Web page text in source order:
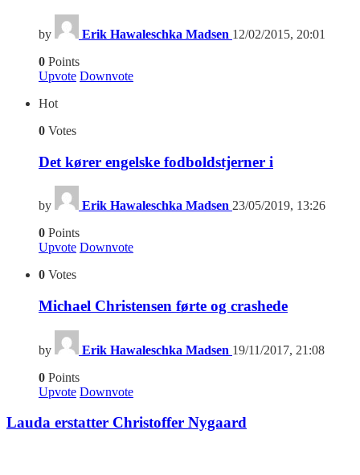
by Erik Hawaleschka Madsen 12/02/2015, 20:01
0 Points
Upvote Downvote
Hot
0 Votes
Det kører engelske fodboldstjerner i
by Erik Hawaleschka Madsen 23/05/2019, 13:26
0 Points
Upvote Downvote
0 Votes
Michael Christensen førte og crashede
by Erik Hawaleschka Madsen 19/11/2017, 21:08
0 Points
Upvote Downvote
Lauda erstatter Christoffer Nygaard